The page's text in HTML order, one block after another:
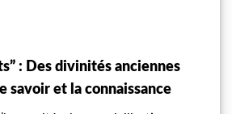
: Des divinités anciennes
savoir et la connaissance